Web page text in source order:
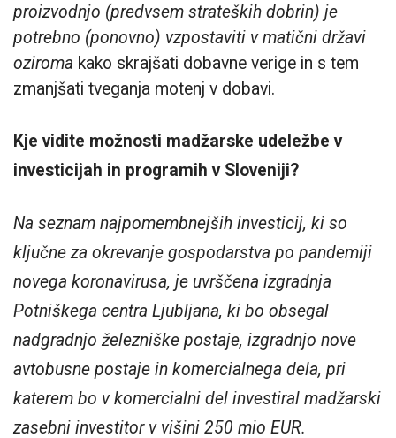
proizvodnjo (predvsem strateških dobrin) je
potrebno (ponovno) vzpostaviti v matični državi
oziroma kako skrajšati dobavne verige in s tem
zmanjšati tveganja motenj v dobavi.
Kje vidite možnosti madžarske udeležbe v
investicijah in programih v Sloveniji?
Na seznam najpomembnejših investicij, ki so
ključne za okrevanje gospodarstva po pandemiji
novega koronavirusa, je uvrščena izgradnja
Potniškega centra Ljubljana, ki bo obsegal
nadgradnjo železniške postaje, izgradnjo nove
avtobusne postaje in komercialnega dela, pri
katerem bo v komercialni del investiral madžarski
zasebni investitor v višini 250 mio EUR.